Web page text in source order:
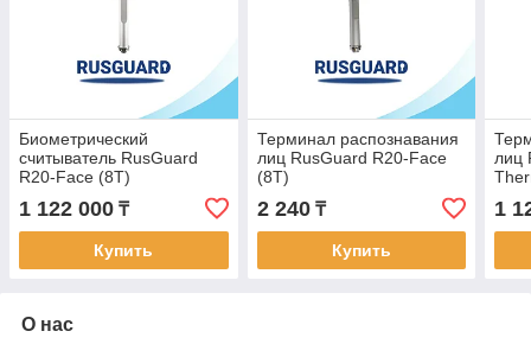
Биометрический
считыватель RusGuard
R20-Face (8T)
Thermometer
1 122 000 ₸
Купить
Терминал распознавания
лиц RusGuard R20-Face
(8Т)
2 240₸
Купить
лиц
1
О нас